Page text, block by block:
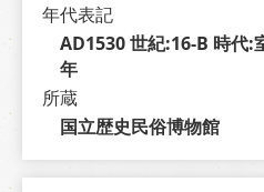
年代表記
AD1530 世紀:16-B 時代:
年
所蔵
国立歴史民俗博物館